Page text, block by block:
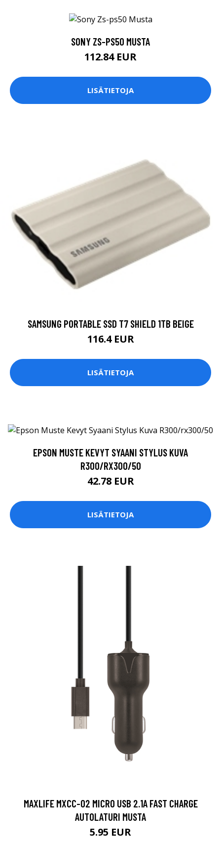
SONY ZS-PS50 MUSTA
112.84 EUR
LISÄTIETOJA
SAMSUNG PORTABLE SSD T7 SHIELD 1TB BEIGE
116.4 EUR
LISÄTIETOJA
EPSON MUSTE KEVYT SYAANI STYLUS KUVA
R300/RX300/50
42.78 EUR
LISÄTIETOJA
MAXLIFE MXCC-02 MICRO USB 2.1A FAST CHARGE
AUTOLATURI MUSTA
5.95 EUR